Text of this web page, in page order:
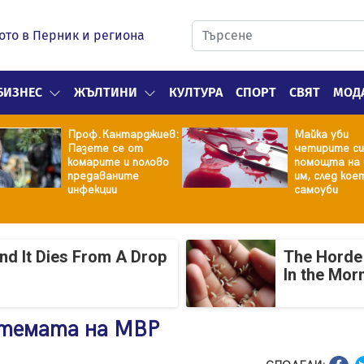
в Перник и региона
ЖЪЛТИНИ КУЛТУРА СПОРТ СВЯТ
Проф.Кантарджиев:
Пазете се от
комарите и полово
предаваните
инфекции
Майка уби
четирите
помощта на
им, след
самоуби
It Dies From A Drop
The
In the
на МВР